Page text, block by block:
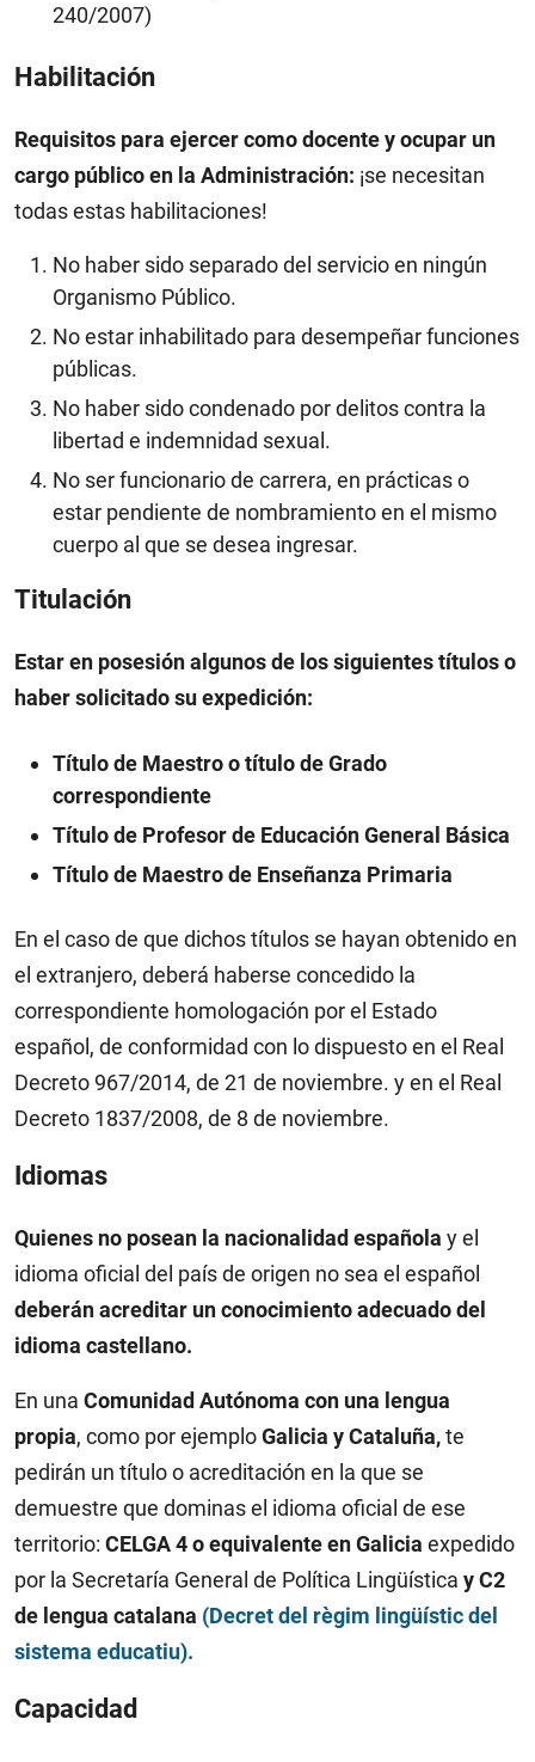
240/2007)
Habilitación
Requisitos para ejercer como docente y ocupar un
cargo público en la Administración: ¡se necesitan
todas estas habilitaciones!
No haber sido separado del servicio en ningún
Organismo Público.
No estar inhabilitado para desempeñar funciones
públicas.
No haber sido condenado por delitos contra la
libertad e indemnidad sexual.
No ser funcionario de carrera, en prácticas o
estar pendiente de nombramiento en el mismo
cuerpo al que se desea ingresar.
Titulación
Estar en posesión algunos de los siguientes títulos o
haber solicitado su expedición:
Título de Maestro o título de Grado
correspondiente
Título de Profesor de Educación General Básica
Título de Maestro de Enseñanza Primaria
En el caso de que dichos títulos se hayan obtenido en
el extranjero, deberá haberse concedido la
correspondiente homologación por el Estado
español, de conformidad con lo dispuesto en el Real
Decreto 967/2014, de 21 de noviembre. y en el Real
Decreto 1837/2008, de 8 de noviembre.
Idiomas
Quienes no posean la nacionalidad española y el
idioma oficial del país de origen no sea el español
deberán acreditar un conocimiento adecuado del
idioma castellano.
En una Comunidad Autónoma con una lengua
propia, como por ejemploGalicia y Cataluña,te
pedirán un título o acreditación en la que se
demuestre que dominas el idioma oficial de ese
territorio: CELGA 4 o equivalente en Galicia expedido
por la Secretaría General de Política Lingüística y C2
de lengua catalana (Decret del règim lingüístic del
sistema educatiu).
Capacidad